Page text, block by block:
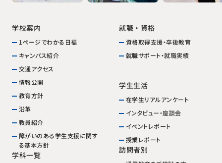
学校案内
1ページでわかる日福
キャンパス紹介
交通アクセス
情報公開
教育方針
沿革
教員紹介
障がいのある学生支援に関す
る基本方針
学科一覧
就職・資格
資格取得支援・卒後教育
就職サポート・就職実績
学生生活
在学生リアルアンケート
インタビュー・座談会
イベントレポート
授業レポート
訪問者別